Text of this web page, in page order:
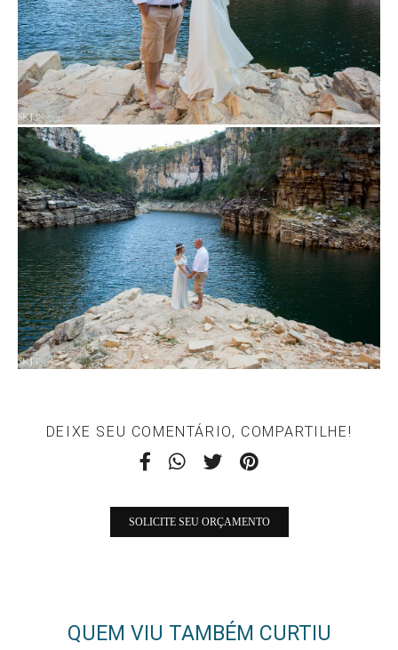
DEIXE SEU COMENTÁRIO, COMPARTILHE!
SOLICITE SEU ORÇAMENTO
QUEM VIU TAMBÉM CURTIU